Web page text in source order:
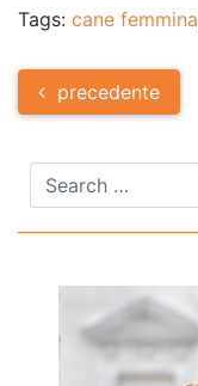
Tags: cane femmina
Post
navigation
precedente